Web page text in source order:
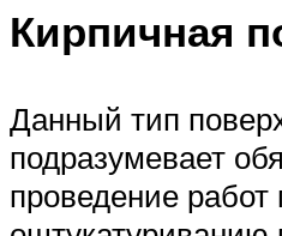
Кирпичная
Данный тип
подразумевает
проведение работ